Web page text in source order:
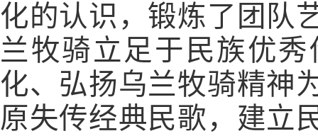
化的认识，锻炼了团队
兰牧骑立足于民族优
化、弘扬乌兰牧骑精神
原失传经典民歌，建立